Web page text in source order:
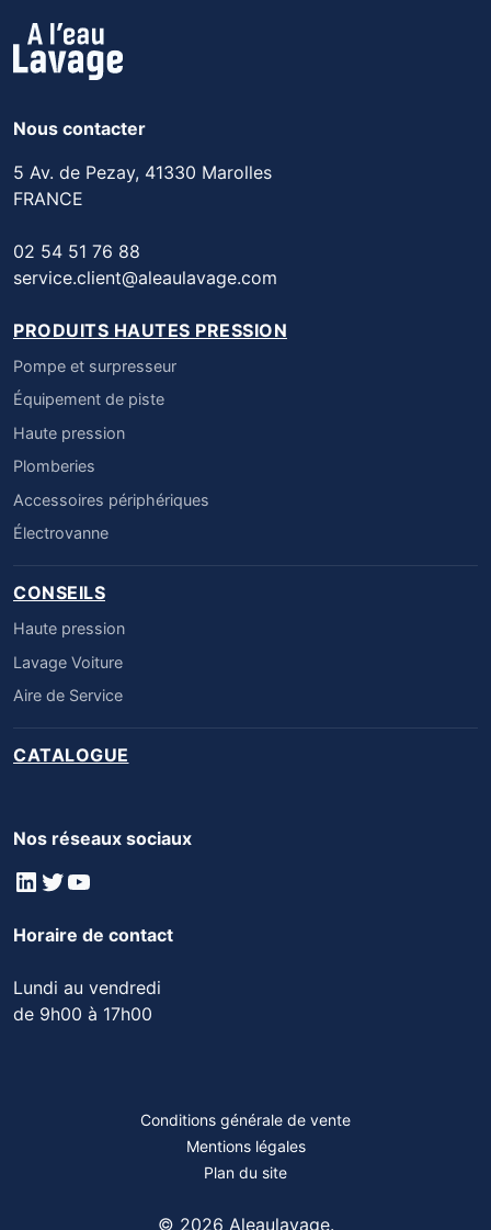
Nous contacter
5 Av. de Pezay, 41330 Marolles
FRANCE
02 54 51 76 88
service.client@aleaulavage.com
PRODUITS HAUTES PRESSION
Pompe et surpresseur
Équipement de piste
Haute pression
Plomberies
Accessoires périphériques
Électrovanne
CONSEILS
Haute pression
Lavage Voiture
Aire de Service
CATALOGUE
Nos réseaux sociaux
LinkedIn
Twitter
YouTube
Horaire de contact
Lundi au vendredi
de 9h00 à 17h00
Conditions générale de vente
Mentions légales
Plan du site
© 2026 Aleaulavage.